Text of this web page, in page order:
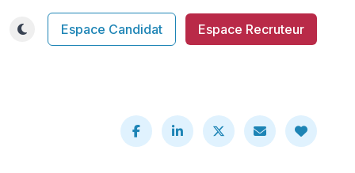
Espace Candidat Espace Recruteur